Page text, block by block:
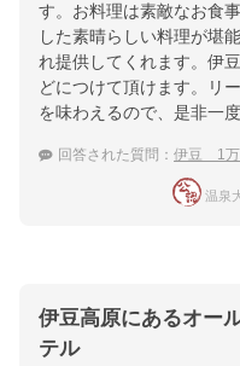
す。お料理は素敵なお食
した素晴らしい料理が堪
れ提供してくれます。伊
どにつけて頂けます。リ
を味わえるので、是非一
回答された質問： 伊豆 1万円
温泉
伊豆高原にあるオー
テル